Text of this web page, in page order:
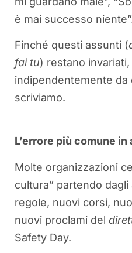
è mai successo
Finché questi assunti (
fai tu) restano
indipendentemente
scriviamo.
L’errore più comune in
Molte organizzazioni
cultura” partendo
regole, nuovi corsi,
nuovi proclami del
Safety Day.